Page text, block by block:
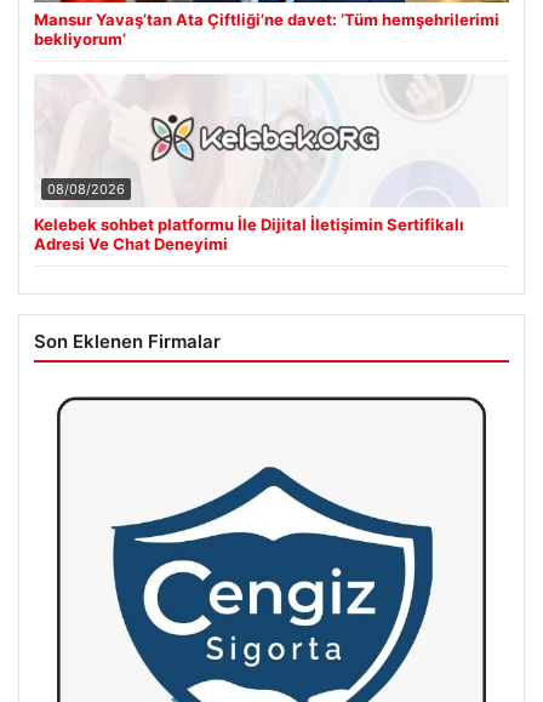
Mansur Yavaş’tan Ata Çiftliği’ne davet: ‘Tüm hemşehrilerimi
bekliyorum’
08/08/2026
Kelebek sohbet platformu İle Dijital İletişimin Sertifikalı
Adresi Ve Chat Deneyimi
Son Eklenen Firmalar